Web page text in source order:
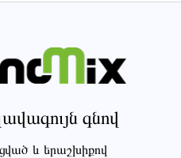
գնով
և երաշխիքով